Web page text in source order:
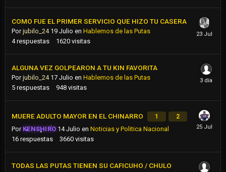
COMO FUE EL PRIMER SERVICIO QUE HIZO TU CASERA
Porjubilo_24 19 Julio en Hablemos de las Putas
4 respuestas 1620 visitas
ALGUNA VEZ GOLPEARON A TU KIN FAVORITA
Porjubilo_24 17 Julio en Hablemos de las Putas
5 respuestas 948 visitas
MUERE ADULTO MAYOR EN EL CHINARRO 1 2
Por KENSHIRO 14 Julio enNoticias y Politica Nacional
16 respuestas 3660 visitas
TODAS LAS PUTAS TIENEN SU CAFICUHO / CHULO